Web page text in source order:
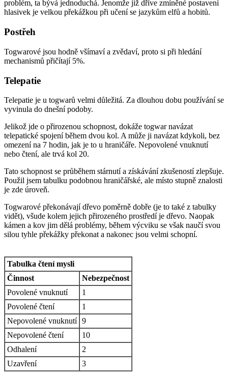
problém, ta bývá jednoduchá. Jenomže již dříve zmíněné postavení
hlasivek je velkou překážkou při učení se jazykům elfů a hobitů.
Postřeh
Togwarové jsou hodně všímaví a zvědaví, proto si při hledání
mechanismů přičítají 5%.
Telepatie
Telepatie je u togwarů velmi důležitá. Za dlouhou dobu používání se
vyvinula do dnešní podoby.
Jelikož jde o přirozenou schopnost, dokáže togwar navázat
telepatické spojení během dvou kol. A může ji navázat kdykoli, bez
omezení na 7 hodin, jak je to u hraničáře. Nepovolené vnuknutí
nebo čtení, ale trvá kol 20.
Tato schopnost se průběhem stárnutí a získávání zkušeností zlepšuje.
Použil jsem tabulku podobnou hraničářské, ale místo stupně znalosti
je zde úroveň.
Togwarové překonávají dřevo poměrně dobře (je to také z tabulky
vidět), všude kolem jejich přirozeného prostředí je dřevo. Naopak
kámen a kov jim dělá problémy, během výcviku se však naučí svou
silou tyhle překážky překonat a nakonec jsou velmi schopní.
Tabulka čtení mysli
Činnost
Nebezpečnost
Povolené vnuknutí
1
Povolené čtení
1
Nepovolené vnuknutí 9
Nepovolené čtení
10
Odhalení
2
Uzavření
3